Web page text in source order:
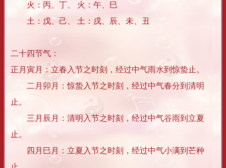
火：丙、丁、 火：午、巳
土：戊、己、 土：戌、辰、未、丑
二十四节气：
正月寅月：立春入节之时刻，经过中气雨水到惊蛰止。
二月卯月：惊蛰入节之时刻，经过中气春分到清明
止。
三月辰月：清明入节之时刻，经过中气谷雨到立夏
止。
四月巳月：立夏入节之时刻，经过中气小满到芒种